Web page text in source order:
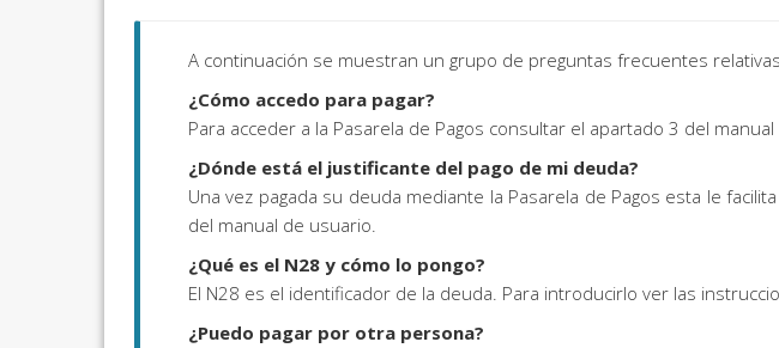
A continuación se muestran un grupo de preguntas frecuentes
¿Cómo accedo para pagar?
Para acceder a la Pasarela de Pagos consultar el apartado 3 del
¿Dónde está el justificante del pago de mi deuda?
Una vez pagada su deuda mediante la Pasarela de Pagos esta le
del manual de usuario.
¿Qué es el N28 y cómo lo pongo?
El N28 es el identificador de la deuda. Para introducirlo ver las
¿Puedo pagar por otra persona?